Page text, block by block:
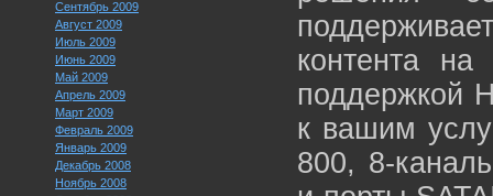
Сентябрь 2009
Август 2009
Июль 2009
Июнь 2009
Май 2009
Апрель 2009
Март 2009
Февраль 2009
Январь 2009
Декабрь 2008
Ноябрь 2008
контента
поддержкой
к вашим
800, 8-